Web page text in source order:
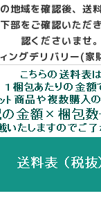
地域を確認後、送
部をご確認いただ
認くださいませ。
ングデリバリー(家